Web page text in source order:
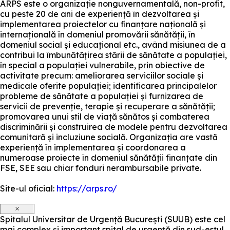
ARPS este o organizație nonguvernamentală, non-profit,
cu peste 20 de ani de experiență în dezvoltarea și
implementarea proiectelor cu finanțare națională și
internațională în domeniul promovării sănătății, în
domeniul social și educațional etc., având misiunea de a
contribui la îmbunătățirea stării de sănătate a populației,
în special a populației vulnerabile, prin obiective de
activitate precum: ameliorarea serviciilor sociale și
medicale oferite populației; identificarea principalelor
probleme de sănătate a populației și furnizarea de
servicii de prevenție, terapie și recuperare a sănătății;
promovarea unui stil de viață sănătos și combaterea
discriminării și construirea de modele pentru dezvoltarea
comunitară și incluziune socială. Organizația are vastă
experiență în implementarea și coordonarea a
numeroase proiecte în domeniul sănătății finanțate din
FSE, SEE sau chiar fonduri nerambursabile private.
Site-ul oficial: https://arps.ro/
×
Spitalul Universitar de Urgență București (SUUB) este cel